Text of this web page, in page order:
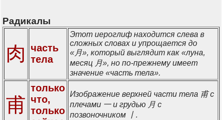
Радикалы
肉
часть
тела
Этот иероглиф находится слева в
сложных словах и упрощается до
«月», который выглядит как «луна,
месяц 月», но по-прежнему имеет
значение «часть тела».
甫
только
что,
только
Изображение верхней части тела 甫 с
плечами 一 и грудью 月 с
позвоночником 丨.